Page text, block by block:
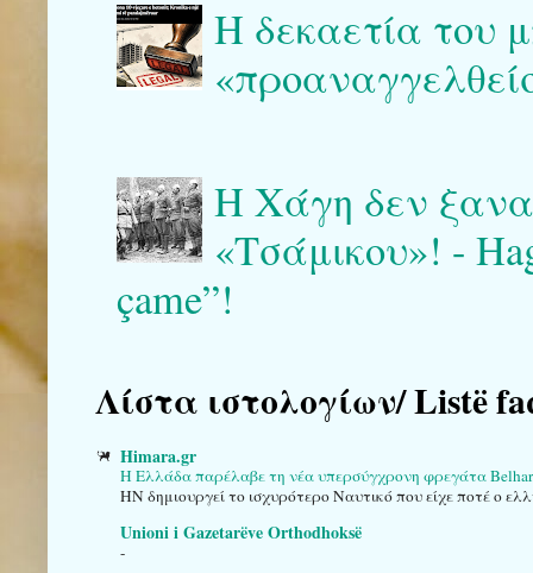
Η δεκαετία του
Η Χάγη δεν
«Τσάμικου»! -
çame”!
Λίστα ιστολογίων/ Listë
Himara.gr
Η Ελλάδα παρέλαβε τη νέα υπερσύγχρονη φρεγάτα
HN δημιουργεί το ισχυρότερο Ναυτικό που είχε ποτέ ο
Unioni i Gazetarëve Orthodhoksë
-